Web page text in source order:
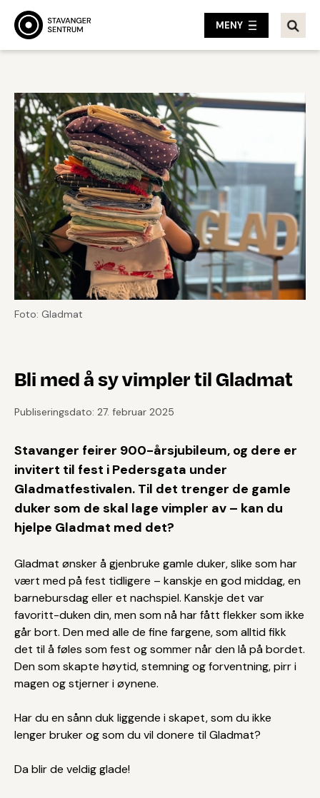
MENY
Foto: Gladmat
Bli med å sy vimpler til Gladmat
Publiseringsdato: 27. februar 2025
Stavanger feirer 900-årsjubileum, og dere er
invitert til fest i Pedersgata under
Gladmatfestivalen. Til det trenger de gamle
duker som de skal lage vimpler av – kan du
hjelpe Gladmat med det?
Gladmat ønsker å gjenbruke gamle duker, slike som har
vært med på fest tidligere – kanskje en god middag, en
barnebursdag eller et nachspiel. Kanskje det var
favoritt-duken din, men som nå har fått flekker som ikke
går bort. Den med alle de fine fargene, som alltid fikk
det til å føles som fest og sommer når den lå på bordet.
Den som skapte høytid, stemning og forventning, pirr i
magen og stjerner i øynene.
Har du en sånn duk liggende i skapet, som du ikke
lenger bruker og som du vil donere til Gladmat?
Da blir de veldig glade!